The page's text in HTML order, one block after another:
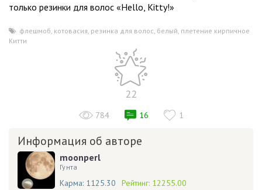
только резинки для волос «Hello, Kitty!»
флешмоб, котовасия, резинка для волос, белый, плетение кирпичное
Китти
22
784 16 1
Информация об авторе
moonperl
Гунта
Карма: 1125.30 Рейтинг: 12255.00